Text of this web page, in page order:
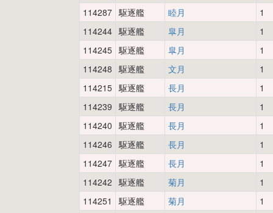
114287 駆逐艦 睦月
1
114244 駆逐艦 皐月
1
114245 駆逐艦 皐月
1
114248 駆逐艦 文月
1
114215 駆逐艦 長月
1
114239 駆逐艦 長月
1
114240 駆逐艦 長月
1
114246 駆逐艦 長月
1
114247 駆逐艦 長月
1
114242 駆逐艦 菊月
1
114251
駆逐艦 菊月
1